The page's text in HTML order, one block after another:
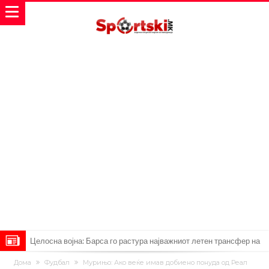
Целосна војна: Барса го растура најважниот летен трансфер на
Атлетико?!
Инфантино имал љубовница: Испливаа скандалозни
Дома Фудбал
Мурињо: Ако веќе имав добиено понуда од Реал